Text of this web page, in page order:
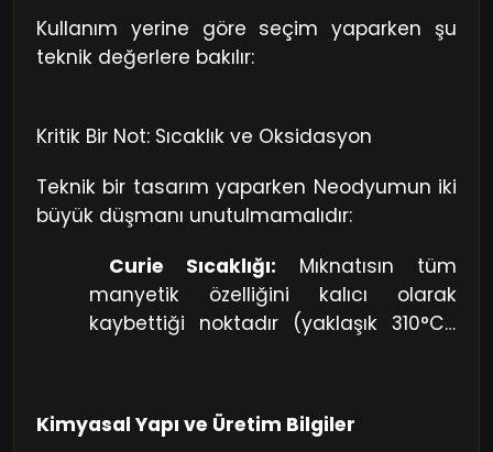
dönüşüm tesislerinde, hammadde akışı
içindeki istenmeyen metal parçalarını
bantlar üzerinde
Otomotiv sektöründe
ABSfren sistemleri ve hava
yastığısensörlerinde, manyetik alan
sensörlerinin parçasıdır.
Kullanım yerine göre seçim yaparken şu
teknik değerlere bakılır:
Kritik Bir Not: Sıcaklık ve Oksidasyon
Teknik bir tasarım yaparken Neodyumun iki
büyük düşmanı unutulmamalıdır:
Curie Sıcaklığı: Mıknatısın tüm
manyetik özelliğini kalıcı olarak
kaybettiği noktadır (yaklaşık 310°C).
Nemli veya asidik
ortamlarda mıknatıs yapısı bozulabilir.
Kimyasal Yapı ve Üretim Bilgiler